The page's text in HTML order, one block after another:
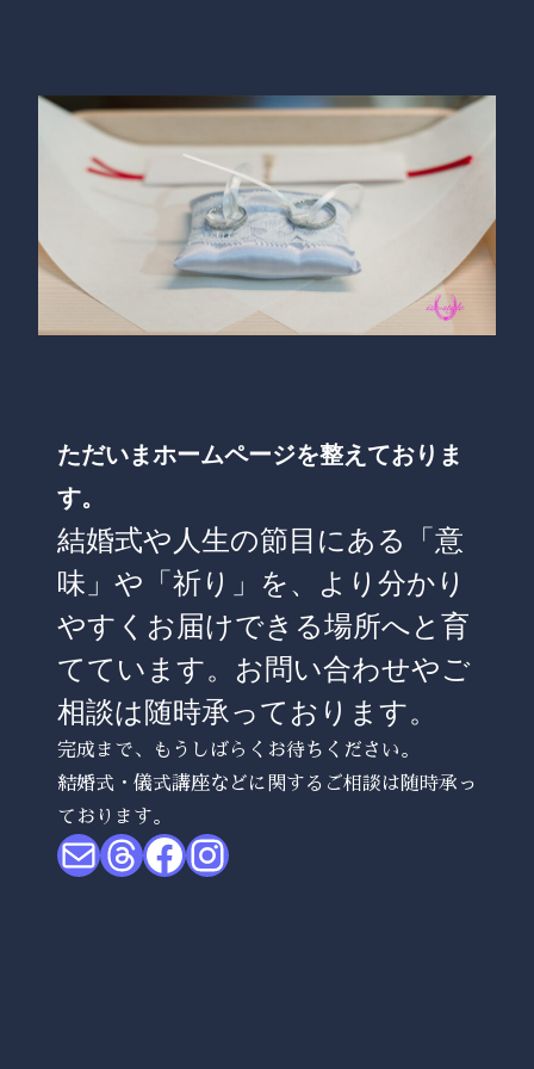
ただいまホームページを整えておりま
す。
結婚式や人生の節目にある「意
味」や「祈り」を、より分かり
やすくお届けできる場所へと育
てています。お問い合わせやご
相談は随時承っております。
完成まで、もうしばらくお待ちください。
結婚式・儀式講座などに関するご相談は随時承っ
ております。
メールThreads
Facebook
Instagram